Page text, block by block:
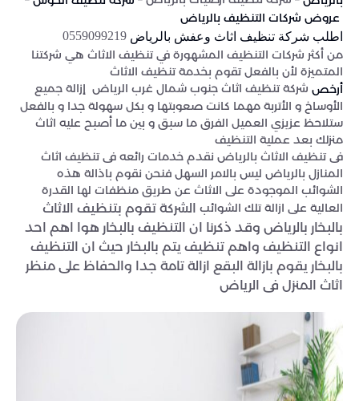
عروض شركات التنظيف بالرياض
اطلب شركة تنظيف اثاث وعفش بالرياض
من أكثر شركات التنظيف المشهورة في تنظيف الاثاث هي شركتنا
المتميزة لأن بالفعل تقوم بخدمة تنظيف الاثاث
أرخص شركة تنظيف اثاث جنوب شمال غرب الرياض إزالة جميع
الأوساخ و الأتربة مهما كانت صعوبتها و بكل سهولة جدا و بالفعل
ستلاحظ عزيزي العميل الفرق ما سبق و بين ما أصبح عليه اثاث
منزلك بعد عملية التنظيف
فى تنظيف الاثاث بالرياض نقدم خدمات رائعه فى تنظيف اثاث
المنازل بالرياض ليس بالامر السهل فنحن نقوم باذالة هذه
الشوائب الموجودة على الاثاث عن طريق منظفات لها القدرة
العالية على ازالة تلك الشوائب الشركة تقوم بتنظيف الاثاث
بالبخار بالرياض وقد ذكرنا ان التنظيف بالبخار هوا اهم احد
انواع التنظيف واهم تنظيف يتم بالبخار حيث ان التنظيف
بالبخار يقوم بازالة البقع ازالة تامة جدا والحفاظ على منظر
اثاث المنزل فى الرياض